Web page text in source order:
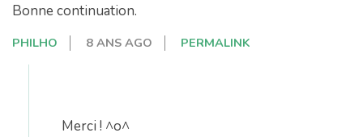
Bonne continuation.
PHILHO 8 ANS AGO PERMALINK
Merci ! ^o^